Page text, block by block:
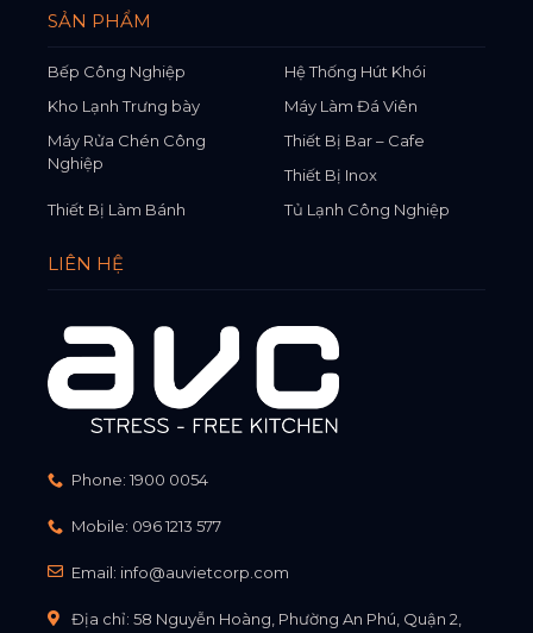
SẢN PHẨM
Bếp Công Nghiệp
Hệ Thống Hút Khói
Kho Lạnh Trưng bày
Máy Làm Đá Viên
Máy Rửa Chén Công
Nghiệp
Thiết Bị Bar – Cafe
Thiết Bị Inox
Thiết Bị Làm Bánh
Tủ Lạnh Công Nghiệp
LIÊN HỆ
Phone: 1900 0054
Mobile: 096 1213 577
Email: info@auvietcorp.com
Địa chỉ: 58 Nguyễn Hoàng, Phường An Phú, Quận 2,